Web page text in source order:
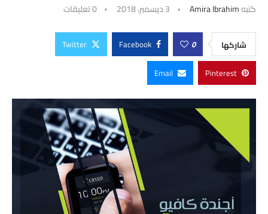
كتبهAmira Ibrahim 3 ديسمبر، 2018 0 تعليقات
شاركها 0
Facebook
Twitter
Pinterest
Email